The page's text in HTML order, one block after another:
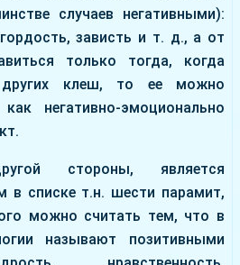
случаев негативными):
зависть и т. д., а от
только тогда, когда
клеш, то ее можно
негативно-эмоционально
стороны, является
в списке т.н. шести парамит,
можно считать тем, что в
называют позитивными